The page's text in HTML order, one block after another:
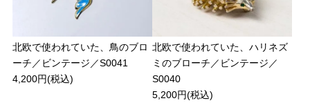
北欧で使われていた、鳥のブロ
ーチ／ビンテージ／S0041
4,200円(税込)
北欧で使われていた、ハリネズ
ミのブローチ／ビンテージ／
S0040
5,200円(税込)